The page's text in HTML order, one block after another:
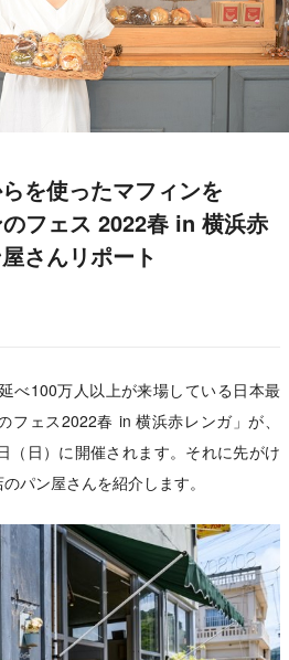
を使ったマフィンを
のフェス 2022春 in 横浜赤
さんリポート
べ100万人以上が来場している日本最
フェス2022春 in 横浜赤レンガ」が、
（日）に開催されます。それに先がけ
パン屋さんを紹介します。